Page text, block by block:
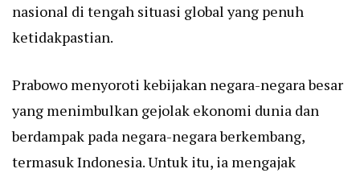
nasional di tengah situasi global yang penuh
ketidakpastian.
Prabowo menyoroti kebijakan negara-negara besar
yang menimbulkan gejolak ekonomi dunia dan
berdampak pada negara-negara berkembang,
termasuk Indonesia. Untuk itu, ia mengajak